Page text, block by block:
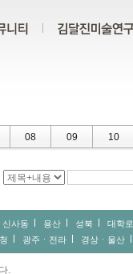
08 09 10
신사동 용산 성북 대학로
광주ㆍ전라 경상ㆍ울산
.